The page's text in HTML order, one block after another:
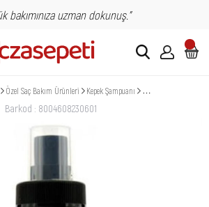
bakımınıza uzman dokunuş."
Özel Saç Bakım Ürünleri Kepek Şampuanı Davines NaturalTech
Barkod : 8004608230601